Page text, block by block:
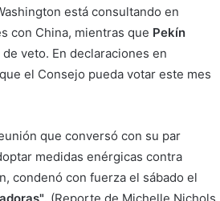
está consultando en
con China, mientras que Pekín
veto. En declaraciones en
el Consejo pueda votar este mes
que conversó con su par
medidas enérgicas contra
condenó con fuerza el sábado el